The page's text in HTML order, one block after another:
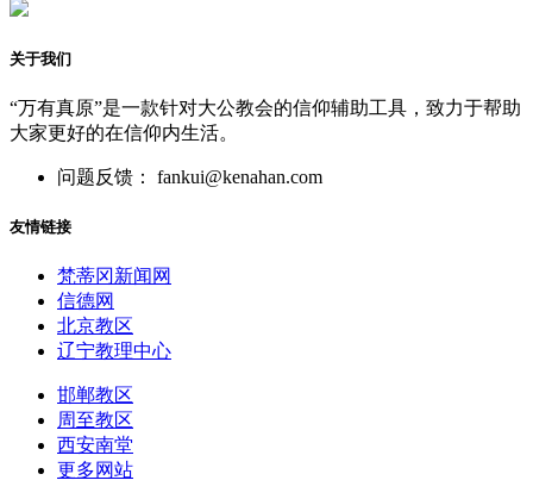
关于我们
“万有真原”是一款针对大公教会的信仰辅助工具，致力于帮助
大家更好的在信仰内生活。
问题反馈： fankui@kenahan.com
友情链接
梵蒂冈新闻网
信德网
北京教区
辽宁教理中心
邯郸教区
周至教区
西安南堂
更多网站